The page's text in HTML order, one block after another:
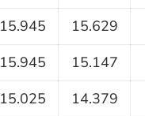
15.945
15.629
15.945
15.147
15.025
14.379